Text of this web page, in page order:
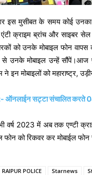
इस मुसीबत के समय कोई उनका
एंटी क्राइम ब्रांच और साइबर सेल
को उनके मोबाइल फोन
उनके मोबाइल उन्हें सौंपें।आज
ने इन मोबाइलों को महाराष्ट्र,
ऑनलाईन सट्टा संचालित करते
वर्ष 2023 में अब तक एण्टी
फोन को रिकवर कर मोबाईल फोन
RAIPUR POLICE Starnews